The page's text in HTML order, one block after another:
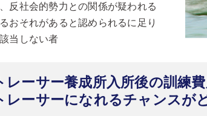
反社会的勢力との関係が疑われる
おそれがあると認められるに足り
当しない者
レーサー養成所入所後の訓練
レーサーになれるチャンスが